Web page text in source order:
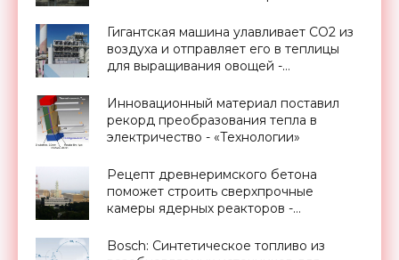
Гигантская машина улавливает CO2 из
воздуха и отправляет его в теплицы
для выращивания овощей -
Инновационный материал поставил
рекорд преобразования тепла в
электричество - «Технологии»
Рецепт древнеримского бетона
поможет строить сверхпрочные
камеры ядерных реакторов -
Bosch: Синтетическое топливо из